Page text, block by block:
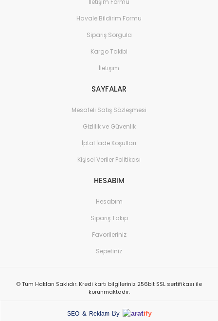
İletişim Formu
Havale Bildirim Formu
Sipariş Sorgula
Kargo Takibi
İletişim
SAYFALAR
Mesafeli Satış Sözleşmesi
Gizlilik ve Güvenlik
İptal İade Koşullari
Kişisel Veriler Politikası
HESABIM
Hesabım
Sipariş Takip
Favorileriniz
Sepetiniz
© Tüm Hakları Saklıdır. Kredi kartı bilgileriniz 256bit SSL sertifikası ile
korunmaktadır.
SEO & Reklam By aratify